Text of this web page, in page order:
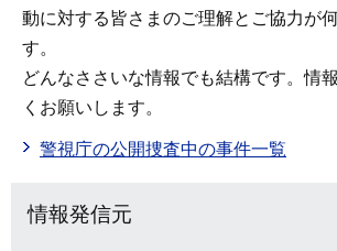
動に対する皆さまのご理解とご協力が
す。
どんなささいな情報でも結構です。情
くお願いします。
警視庁の公開捜査中の事件一覧
情報発信元